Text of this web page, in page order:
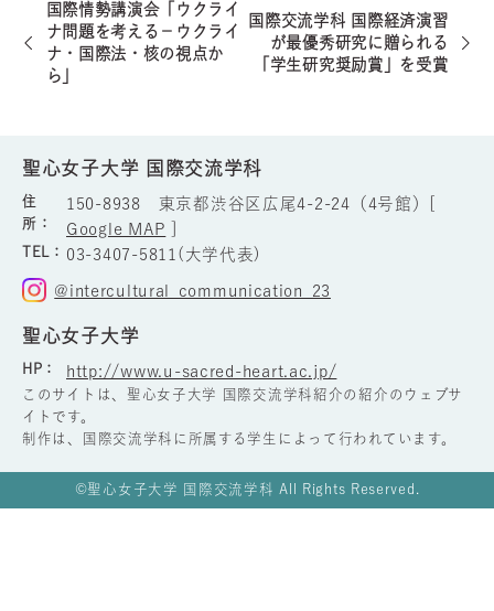
国際情勢講演会「ウクライ
ナ問題を考える－ウクライ
ナ・国際法・核の視点か
ら」
国際交流学科 国際経済演習
が最優秀研究に贈られる
「学生研究奨励賞」を受賞
聖心女子大学 国際交流学科
住
所：
150-8938 東京都渋谷区広尾4-2-24（4号館）[
Google MAP
TEL： 03-3407-5811(大学代表)
@intercultural_communication_23
聖心女子大学
HP： http://www.u-sacred-heart.ac.jp/
このサイトは、聖心女子大学 国際交流学科紹介の紹介のウェブサ
イトです。
制作は、国際交流学科に所属する学生によって行われています。
©聖心女子大学 国際交流学科 All Rights Reserved.